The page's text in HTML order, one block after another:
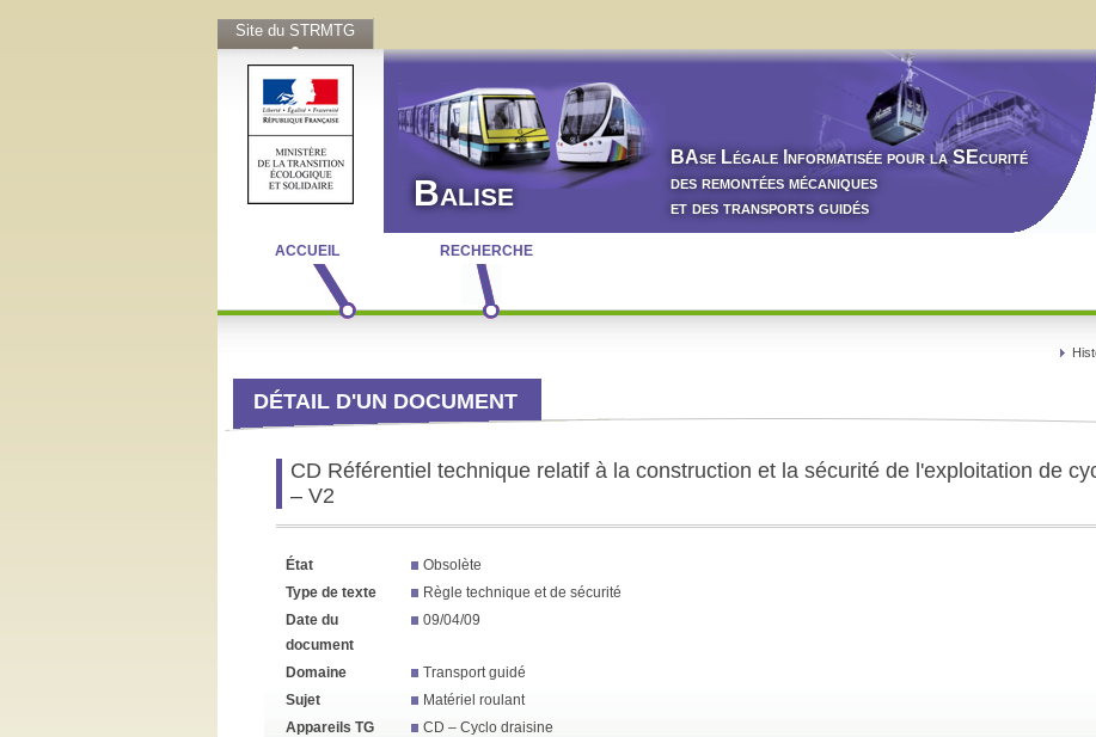
Site du STRMTG
Balise
BAse Légale Informatisée pour laSEcurité
des remontées mécaniques
et des transports guidés
ACCUEIL RECHERCHE
DÉTAIL D'UN DOCUMENT
CD Référentiel technique relatif à la construction et la sécurité de l'exploitation de
– V2
État
Obsolète
Type de texte
Règle technique et de sécurité
Date du
document
09/04/09
Domaine
Transport guidé
Sujet
Matériel roulant
Appareils TG
CD – Cyclo draisine